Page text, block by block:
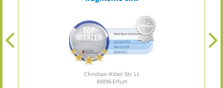
Christian-Kittel-Str. 11
99096 Erfurt